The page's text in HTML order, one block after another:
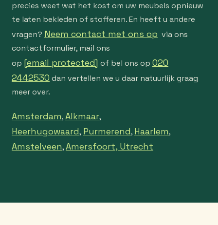
precies weet wat het kost om uw meubels opnieuw
te laten bekleden of stofferen. En heeft u andere
vragen? Neem contact met ons op via ons
contactformulier, mail ons
op [email protected] of bel ons op 020
2442530 dan vertellen we u daar natuurlijk graag
meer over.
Amsterdam,Alkmaar,
Heerhugowaard, Purmerend, Haarlem,
Amstelveen,Amersfoort, Utrecht